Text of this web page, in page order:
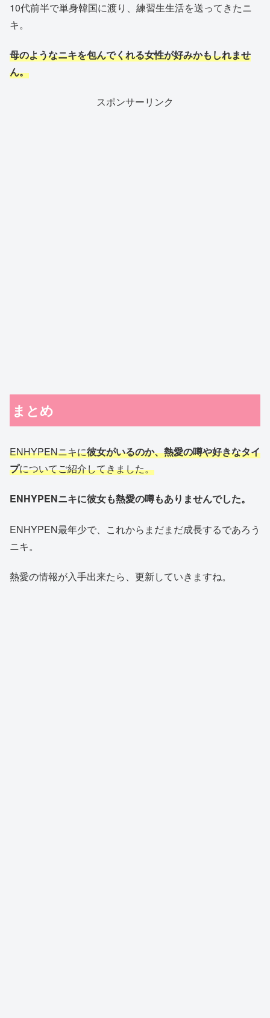
10代前半で単身韓国に渡り、練習生生活を送ってきたニ
キ。
母のようなニキを包んでくれる女性が好みかもしれませ
ん。
スポンサーリンク
まとめ
ENHYPENニキに彼女がいるのか、熱愛の噂や好きなタイ
プについてご紹介してきました。
ENHYPENニキに彼女も熱愛の噂もありませんでした。
ENHYPEN最年少で、これからまだまだ成長するであろう
ニキ。
熱愛の情報が入手出来たら、更新していきますね。